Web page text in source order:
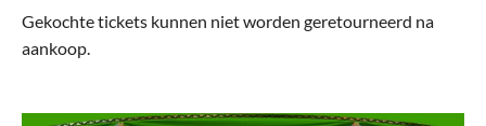
Gekochte tickets kunnen niet worden geretourneerd na
aankoop.